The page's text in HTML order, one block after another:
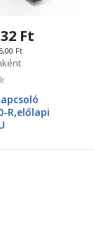
Ft
Ft
R,előlapi